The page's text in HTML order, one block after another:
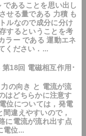
あることを思い出し
せる量である 力積 も
ルなので成分に分け
するということを考
ラー である 運動エネ
ください．...
18回 電磁相互作用･
の向き と 電流が流
はどちらかに注意す
位については，発電
違えやすいので，
に電流が流れ出す点
電位...